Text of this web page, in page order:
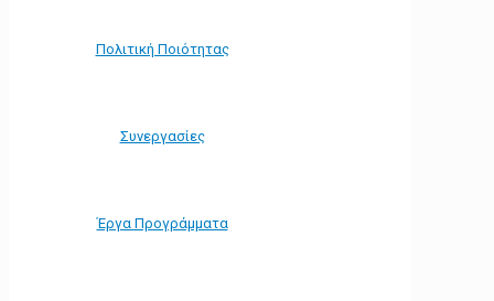
Πολιτική Ποιότητας
Συνεργασίες
Έργα Προγράμματα